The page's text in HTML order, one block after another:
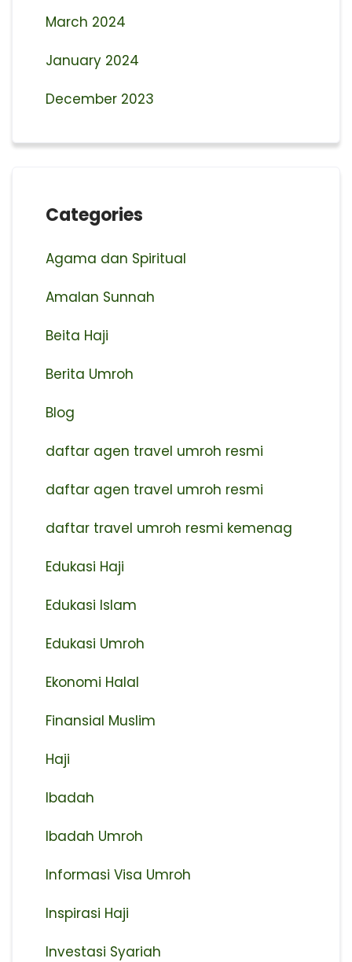
March 2024
January 2024
December 2023
Categories
Agama dan Spiritual
Amalan Sunnah
Beita Haji
Berita Umroh
Blog
daftar agen travel umroh resmi
⁠daftar agen travel umroh resmi
daftar travel umroh resmi kemenag
Edukasi Haji
Edukasi Islam
Edukasi Umroh
Ekonomi Halal
Finansial Muslim
Haji
Ibadah
Ibadah Umroh
Informasi Visa Umroh
Inspirasi Haji
Investasi Syariah